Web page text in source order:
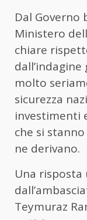
Dal
Ministero
chiare
molto
sicurezza
investimenti
che si
ne derivano.
Una risposta
Teymuraz